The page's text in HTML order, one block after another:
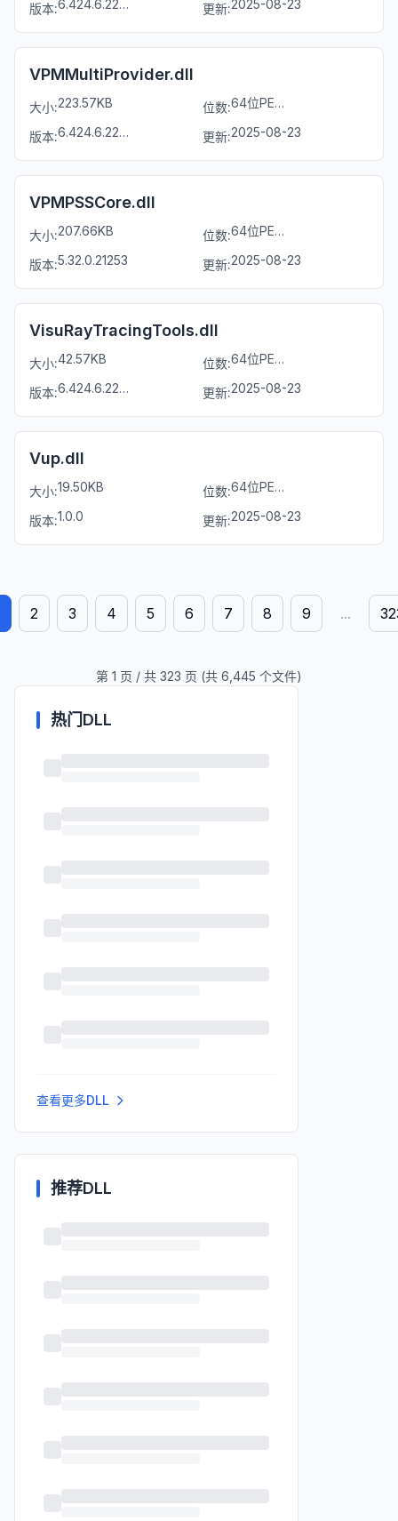
版本: 6.424.6.22196 更新:2025-08-23
VPMMultiProvider.dll
大小:223.57KB 位数: 64位PE文件
版本: 6.424.6.22182 更新:2025-08-23
VPMPSSCore.dll
大小:207.66KB 位数: 64位PE文件
版本:5.32.0.21253 更新:2025-08-23
VisuRayTracingTools.dll
大小:42.57KB 位数: 64位PE文件
版本: 6.424.6.22169 更新:2025-08-23
Vup.dll
大小:19.50KB 位数: 64位PE文件
版本:1.0.0 更新:2025-08-23
2 3 4 5 6 7 8 9 ...
第 1 页 / 共 323 页 (共 6,445 个文件)
热门DLL
查看更多DLL
推荐DLL